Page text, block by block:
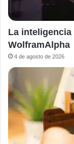
La
WolframAlpha
4 de agosto de 2026